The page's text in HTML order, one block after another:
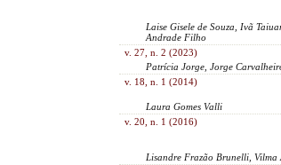
Laise Gisele de Souza, Ivã
Andrade Filho
v. 27, n. 2 (2023)
Patrícia Jorge, Jorge
v. 18, n. 1 (2014)
Laura Gomes Valli
v. 20, n. 1 (2016)
Lisandre Frazão Brunelli, Vilma